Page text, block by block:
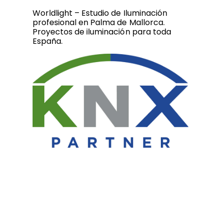
Worldlight – Estudio de Iluminación
profesional en Palma de Mallorca.
Proyectos de iluminación para toda
España.